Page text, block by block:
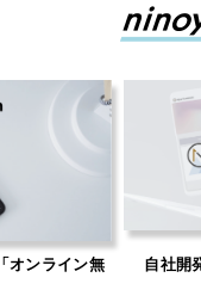
オンライン無
自社開